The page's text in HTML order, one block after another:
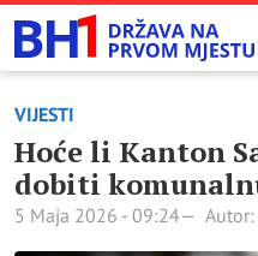
VIJESTI
Hoće li Kanton
dobiti
5 Maja 2026 - 09:24 Autor: